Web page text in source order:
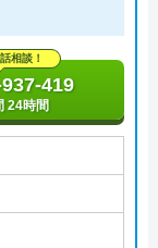
相談！
419
24時間